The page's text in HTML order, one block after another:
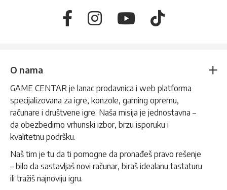
O nama
GAME CENTAR je lanac prodavnica i web platforma
specijalizovana za igre, konzole, gaming opremu,
računare i društvene igre. Naša misija je jednostavna –
da obezbedimo vrhunski izbor, brzu isporuku i
kvalitetnu podršku.
Naš tim je tu da ti pomogne da pronađeš pravo rešenje
– bilo da sastavljaš novi računar, biraš idealanu tastaturu
ili tražiš najnoviju igru.